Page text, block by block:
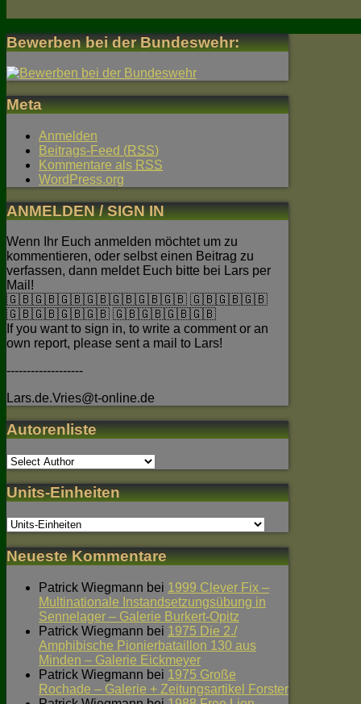
Bewerben bei der Bundeswehr:
Meta
Anmelden
Beitrags-Feed (RSS)
Kommentare als RSS
WordPress.org
ANMELDEN / SIGN IN
Wenn Ihr Euch anmelden möchtet um zu
kommentieren, oder selbst einen Beitrag zu
verfassen, dann meldet Euch bitte bei Lars per
Mail!
🇬🇧🇬🇧🇬🇧🇬🇧🇬🇧🇬🇧🇬🇧 🇬🇧🇬🇧🇬🇧
🇬🇧🇬🇧🇬🇧🇬🇧 🇬🇧🇬🇧🇬🇧🇬🇧
If you want to sign in, to write a comment or an
own report, please sent a mail to Lars!
-------------------
Lars.de.Vries@t-online.de
Autorenliste
Units-Einheiten
Neueste Kommentare
Patrick Wiegmann bei 1999 Clever Fix –
Multinationale Instandsetzungsübung in
Sennelager – Galerie Burkert-Opitz
Patrick Wiegmann bei 1975 Die 2./
Amphibische Pionierbataillon 130 aus
Minden – Galerie Eickmeyer
Patrick Wiegmann bei 1975 Große
Rochade – Galerie + Zeitungsartikel Forster